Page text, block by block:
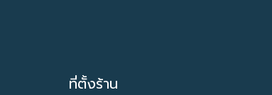
ที่ตั้งร้าน